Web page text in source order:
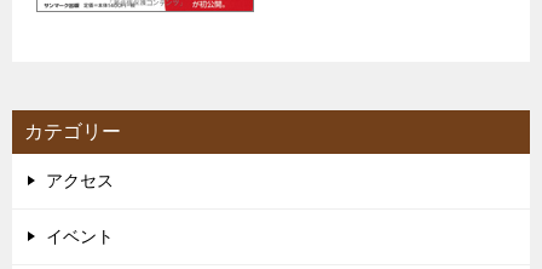
カテゴリー
アクセス
イベント